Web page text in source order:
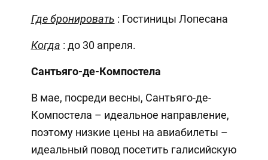
Где бронировать : Гостиницы Лопесана
Когда : до 30 апреля.
Сантьяго-де-Компостела
В мае, посреди весны, Сантьяго-де-
Компостела – идеальное направление,
поэтому низкие цены на авиабилеты –
идеальный повод посетить галисийскую